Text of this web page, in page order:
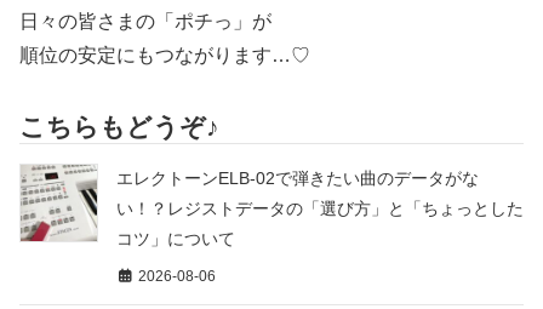
日々の皆さまの「ポチっ」が
順位の安定にもつながります…♡
こちらもどうぞ♪
エレクトーンELB-02で弾きたい曲のデータがな
い！？レジストデータの「選び方」と「ちょっとした
コツ」について
2026-08-06